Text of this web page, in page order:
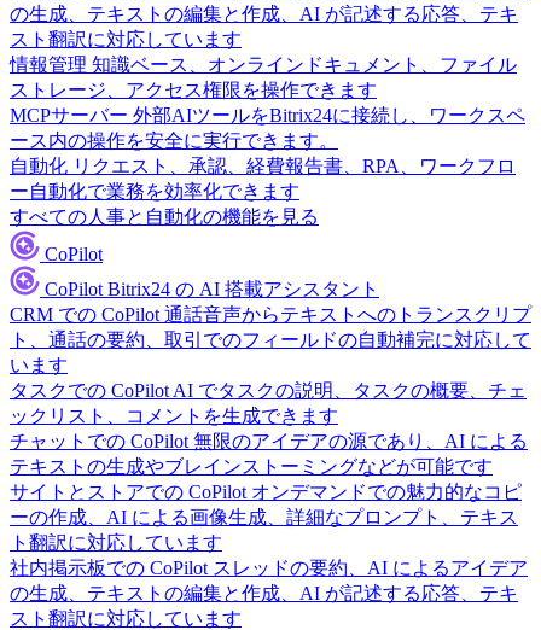
の生成、テキストの編集と作成、AI が記述する応答、テキ
スト翻訳に対応しています
情報管理 知識ベース、オンラインドキュメント、ファイル
ストレージ、アクセス権限を操作できます
MCPサーバー 外部AIツールをBitrix24に接続し、ワークスペ
ース内の操作を安全に実行できます。
自動化 リクエスト、承認、経費報告書、RPA、ワークフロ
ー自動化で業務を効率化できます
すべての人事と自動化の機能を見る
CoPilot
CoPilot Bitrix24 の AI 搭載アシスタント
CRM での CoPilot 通話音声からテキストへのトランスクリプ
ト、通話の要約、取引でのフィールドの自動補完に対応して
います
タスクでの CoPilot AI でタスクの説明、タスクの概要、チェ
ックリスト、コメントを生成できます
チャットでの CoPilot 無限のアイデアの源であり、AI による
テキストの生成やブレインストーミングなどが可能です
サイトとストアでの CoPilot オンデマンドでの魅力的なコピ
ーの作成、AI による画像生成、詳細なプロンプト、テキス
ト翻訳に対応しています
社内掲示板での CoPilot スレッドの要約、AI によるアイデア
の生成、テキストの編集と作成、AI が記述する応答、テキ
スト翻訳に対応しています